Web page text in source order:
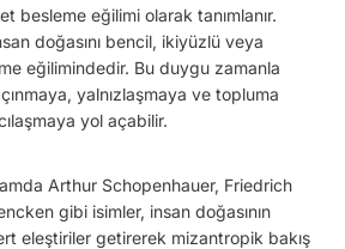
besleme eğilimi olarak tanımlanır.
doğasını bencil, ikiyüzlü veya
eğilimindedir. Bu duygu zamanla
yalnızlaşmaya ve topluma
yol açabilir.
Arthur Schopenhauer, Friedrich
gibi isimler, insan doğasının
eleştiriler getirerek mizantropik bakış